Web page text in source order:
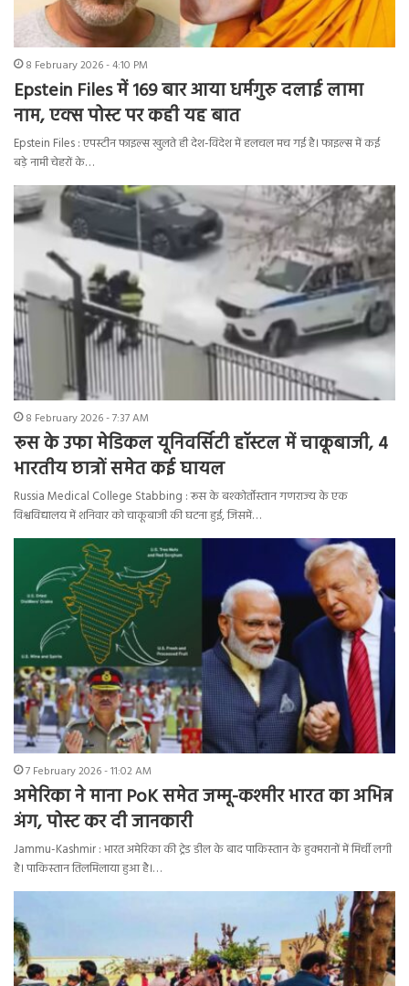
8 February 2026 - 4:10 PM
Epstein Files में 169 बार आया धर्मगुरु दलाई लामा
नाम, एक्स पोस्ट पर कही यह बात
Epstein Files : एपस्टीन फाइल्स खुलते ही देश-विदेश में हलचल मच गई है। फाइल्स में कई
बड़े नामी चेहरों के…
8 February 2026 - 7:37 AM
रूस के उफा मेडिकल यूनिवर्सिटी हॉस्टल में चाकूबाजी, 4
भारतीय छात्रों समेत कई घायल
Russia Medical College Stabbing : रूस के बश्कोर्तोस्तान गणराज्य के एक
विश्वविद्यालय में शनिवार को चाकूबाजी की घटना हुई, जिसमें…
7 February 2026 - 11:02 AM
अमेरिका ने माना PoK समेत जम्मू-कश्मीर भारत का अभिन्न
अंग, पोस्ट कर दी जानकारी
Jammu-Kashmir : भारत अमेरिका की ट्रेड डील के बाद पाकिस्तान के हुक्मरानों में मिर्ची लगी
है। पाकिस्तान तिलमिलाया हुआ है।…